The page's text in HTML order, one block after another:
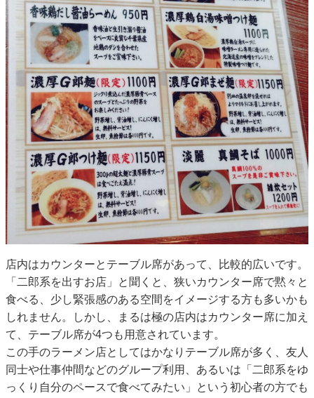
店内はカウンターとテーブル席があって、比較的広いです。
「二郎系を出すお店」と聞くと、狭いカウンター席で黙々と
食べる、少し緊張感のある空間をイメージする方も多いかも
しれません。しかし、まるは極の店内はカウンター席に加え
て、テーブル席が4つも用意されています。
この手のラーメン店としてはかなりテーブル席が多く、友人
同士や仕事仲間などのグループ利用、あるいは「二郎系をゆ
っくり自分のペースで食べてみたい」という初心者の方でも